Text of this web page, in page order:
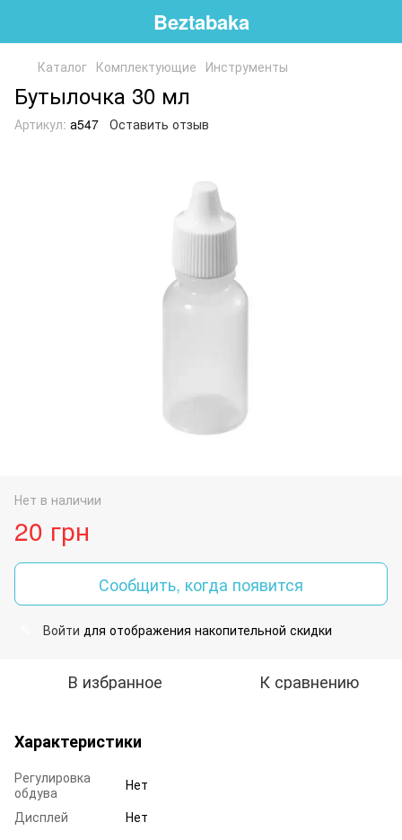
Beztabaka
Каталог Комплектующие Инструменты
Бутылочка 30 мл
Артикул: а547 Оставить отзыв
Нет в наличии
20 грн
Сообщить, когда появится
Войти для отображения накопительной скидки
В избранное К сравнению
Характеристики
Регулировка
обдува
Нет
Дисплей
Нет